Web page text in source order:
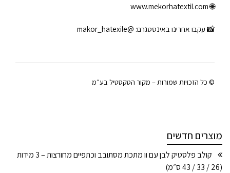
🌐
www.mekorhatextil.com
📸 עקבו אחרינו באינסטגרם: @makor_hatexile
© כל הזכויות שמורות – מקור הטקסטיל בע״מ
מוצרים חדשים
קולב פלסטיק לבן עם וו מתכת מסתובב וכתפיים מחורצות – 3 מידות
(26 / 33 / 43 ס״מ)